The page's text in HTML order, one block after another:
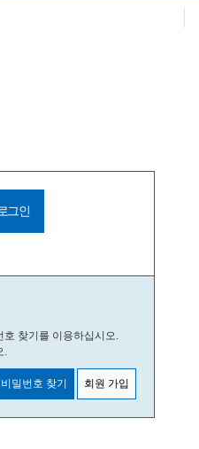
호 찾기를 이용하십시오.
.
밀번호 찾기 회원 가입